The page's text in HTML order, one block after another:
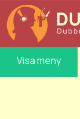
Visa meny